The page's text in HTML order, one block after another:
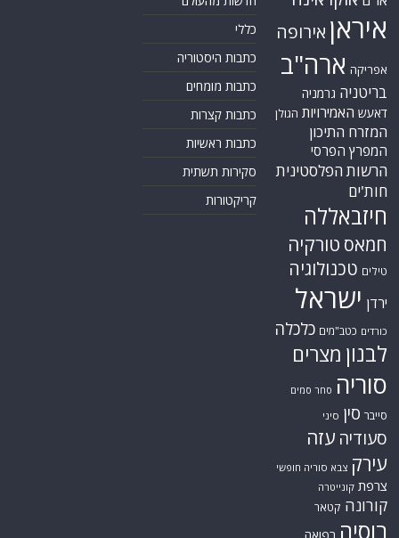
איראן אירופה
אפריקה ארה"ב
בריטניה גרמניה
דאעש האמירויות הגולן
המזרח התיכון
המפרץ הפרסי
הרשות הפלסטינית
חות'ים
חיזבאללה
חמאס טורקיה
טילים טכנולוגיה
ירדן ישראל
כורדים כטב"מים כלכלה
לבנון מצרים
סוריה סחר סמים
סייבר סין סיני
סעודיה עזה
עירק צבא סוריה חופשי
צרפת קונייטרה
קורונה קטאר
רוסיה
כללי
כתבות היסטוריה
כתבות מומחים
כתבות קצרות
כתבות ראשיות
סקירות תשתית
קריקטורות